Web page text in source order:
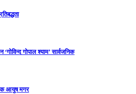
गोपाल श्याम’ सार्वजनिक
आयुष मगर